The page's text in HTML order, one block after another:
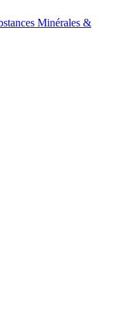
Minérales &